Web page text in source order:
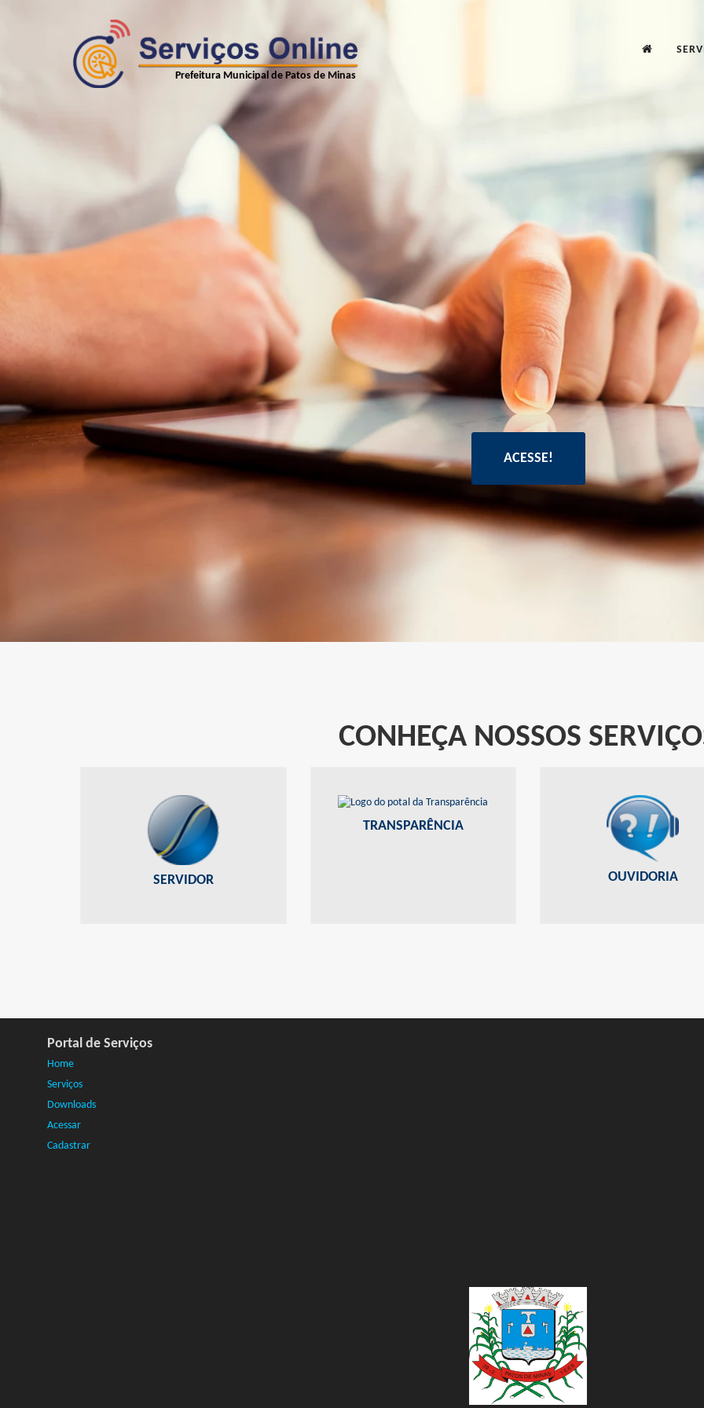
Prefeitura Municipal de Patos de Minas
ACESSE!
CONHEÇA NOSSOS
SERVIDOR
PORTAL DO SERVIDOR
Acesse ao contracheque, ficha anual,
formulários, dentre outros
TRANSPARÊNCIA
PORTAL DA TRANSPARÊNCIA
Informações sobre os recursos públicos
OUVIDORIA
PORTAL DE OUVIDORIA
Tire suas dúvidas, dê sugestões,
denúncias, dentre outros
Portal de Serviços
Home
Serviços
Downloads
Acessar
Cadastrar